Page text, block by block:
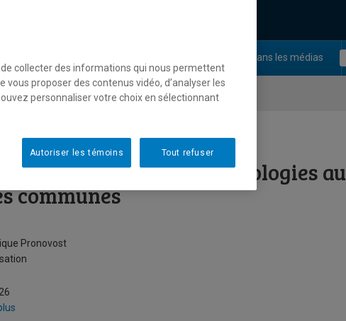
Dans les médias
haines : un magma d’idéologies au
communes
Pronovost
collecter des informations qui nous permettent
vous proposer des contenus vidéo, d’analyser les
personnaliser votre choix en sélectionnant
Tout refuser
Autoriser les témoins